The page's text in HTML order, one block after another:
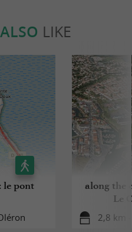
ALSO LIKE
le pont
along the
Le
2,8 km